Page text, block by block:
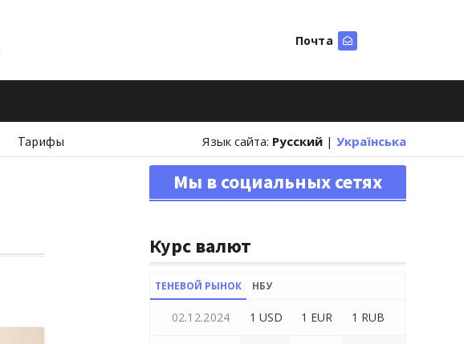
Почта
Тарифы Язык сайта: Русский | Українська
Мы в социальных сетях
Курс валют
ТЕНЕВОЙ РЫНОК НБУ
02.12.2024 1 USD 1 EUR 1 RUB